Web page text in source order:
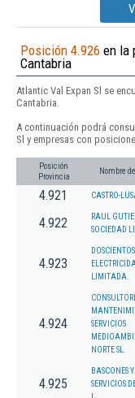
Posición 4.926 en la
Cantabria
Atlantic Val Expan Sl se
Cantabria.
A continuación podrá
Sl y empresas con
Posición
Provincia
Nombre
4.921 CASTRO-
4.922
RAUL
SOCIEDAD
4.923
LIMITADA.
4.924
SERVICIOS
NORTE SL.
4.925
BASCONES
SERVICIOS